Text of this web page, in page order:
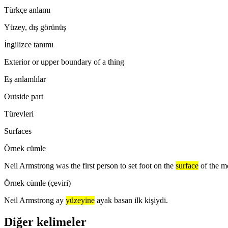
Türkçe anlamı
Yüzey, dış görünüş
İngilizce tanımı
Exterior or upper boundary of a thing
Eş anlamlılar
Outside part
Türevleri
Surfaces
Örnek cümle
Neil Armstrong was the first person to set foot on the surface of the
Örnek cümle (çeviri)
Neil Armstrong ay yüzeyine ayak basan ilk kişiydi.
Diğer kelimeler